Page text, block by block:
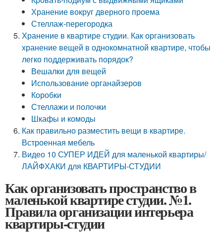
Хранение вокруг дверного проема
Стеллаж-перегородка
Хранение в квартире студии. Как организовать
хранение вещей в однокомнатной квартире, чтобы
легко поддерживать порядок?
Вешалки для вещей
Использование органайзеров
Коробки
Стеллажи и полочки
Шкафы и комоды
Как правильно разместить вещи в квартире.
Встроенная мебель
Видео 10 СУПЕР ИДЕЙ для маленькой квартиры/
ЛАЙФХАКИ для КВАРТИРЫ-СТУДИИ
Как организовать пространство в
маленькой квартире студии. №1.
Правила организации интерьера
квартиры-студии